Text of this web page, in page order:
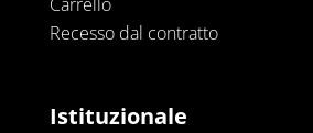
Recesso dal contratto
Istituzionale